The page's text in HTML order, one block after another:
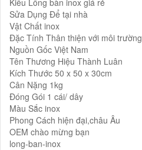
Sửa Dụng Để tại nhà
Vật Chất inox
Đặc Tính Thân thiện với môi trường
Nguồn Gốc Việt Nam
Tên Thương Hiệu Thành Luân
Kích Thước 50 x 50 x 30cm
Cân Nặng 1kg
Đóng Gói 1 cái/ dây
Màu Sắc inox
Phong Cách hiện đại,châu Âu
OEM chào mừng bạn
long-ban-inox